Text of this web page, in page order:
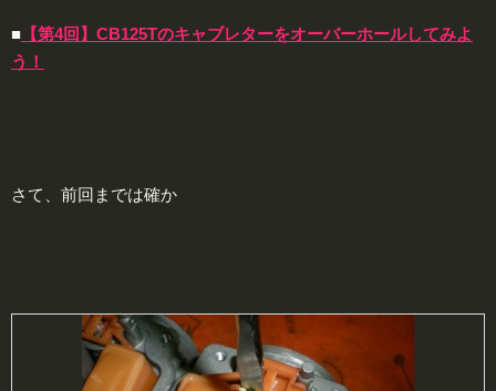
■ 【第4回】CB125Tのキャブレターをオーバーホールしてみよ
う！
さて、前回までは確か